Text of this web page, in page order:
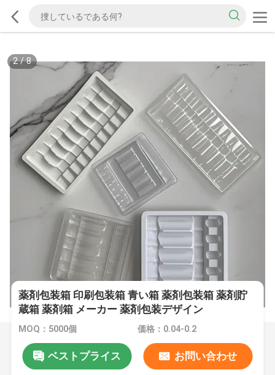
2/8
薬剤包装箱 印刷包装箱 青い箱 薬剤包装箱 薬剤貯
蔵箱 薬剤箱 メーカー 薬剤包装デザイン
MOQ：5000個 価格：0.04-0.2
ベストプライス お問い合わせ